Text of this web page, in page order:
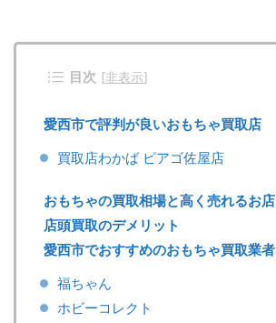
目次 [非表示]
愛西市で評判が良いおもちゃ買取店
買取店わかば ピアゴ佐屋店
おもちゃの買取相場と高く売れるお店
店頭買取のデメリット
愛西市でおすすめのおもちゃ買取業者
福ちゃん
ホビーコレクト